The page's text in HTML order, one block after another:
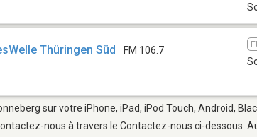
Thüringen Süd FM 106.7
sur votre iPhone, iPad, iPod Touch, Android,
nous à travers le Contactez-nous ci-dessous.